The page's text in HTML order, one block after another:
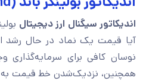
اندیکاتور سیگنال ارز دیجیتال
آیا قیمت یک نماد در حال رشد
نوسان کافی برای
همچنین، نزدیک‌شدن خط قیمت به